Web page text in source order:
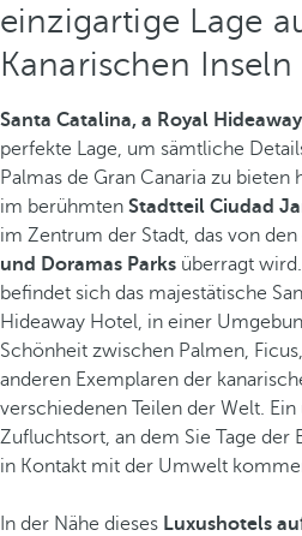
einzigartige Lage
Kanarischen Inseln
Santa Catalina, a Royal
perfekte Lage, um sämtliche
Palmas de Gran Canaria zu
im berühmten Stadtteil Ciudad
im Zentrum der Stadt, das von
und Doramas Parks überragt
befindet sich das majestätische
Hideaway Hotel, in einer
Schönheit zwischen Palmen,
anderen Exemplaren der
verschiedenen Teilen der Welt.
Zufluchtsort, an dem Sie Tage der
in Kontakt mit der Umwelt
In der Nähe dieses Luxushotels